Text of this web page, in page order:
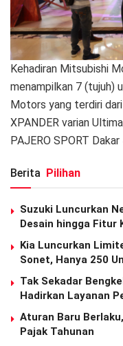
Kehadiran Mitsubishi
menampilkan 7 (tujuh)
Motors yang terdiri dari
XPANDER varian
PAJERO SPORT
Berita Pilihan
Suzuki Luncurkan
Desain hingga Fitur
Kia Luncurkan
Sonet, Hanya 250
Tak Sekadar
Hadirkan Layanan
Aturan Baru
Pajak Tahunan